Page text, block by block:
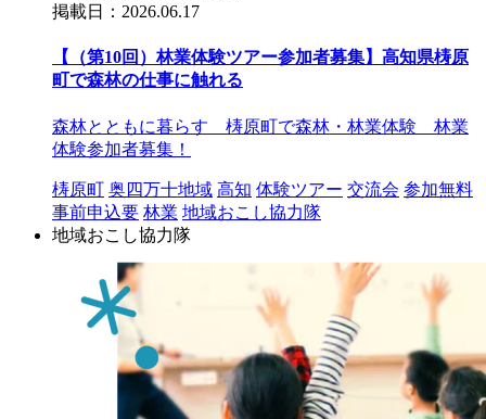
掲載日：2026.06.17
【（第10回）林業体験ツアー参加者募集】高知県梼原
町で森林の仕事に触れる
森林とともに暮らす 梼原町で森林・林業体験 林業
体験参加者募集！
梼原町 奥四万十地域 高知 体験ツアー 交流会 参加無料
事前申込要 林業 地域おこし協力隊
地域おこし協力隊